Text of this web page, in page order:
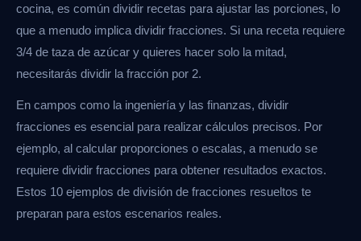
cocina, es común dividir recetas para ajustar las porciones, lo
que a menudo implica dividir fracciones. Si una receta requiere
3/4 de taza de azúcar y quieres hacer solo la mitad,
necesitarás dividir la fracción por 2.
En campos como la ingeniería y las finanzas, dividir
fracciones es esencial para realizar cálculos precisos. Por
ejemplo, al calcular proporciones o escalas, a menudo se
requiere dividir fracciones para obtener resultados exactos.
Estos 10 ejemplos de división de fracciones resueltos te
preparan para estos escenarios reales.